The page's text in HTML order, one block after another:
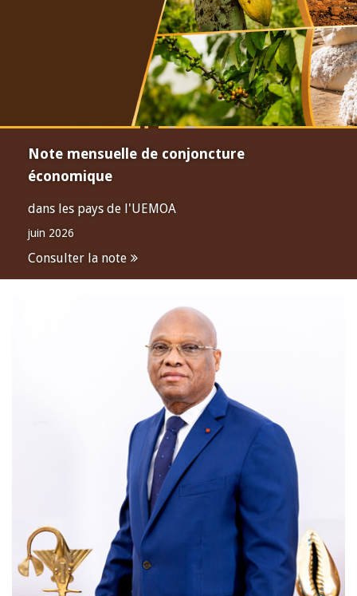
Note mensuelle de conjoncture
économique
dans les pays de l'UEMOA
juin 2026
Consulter la note